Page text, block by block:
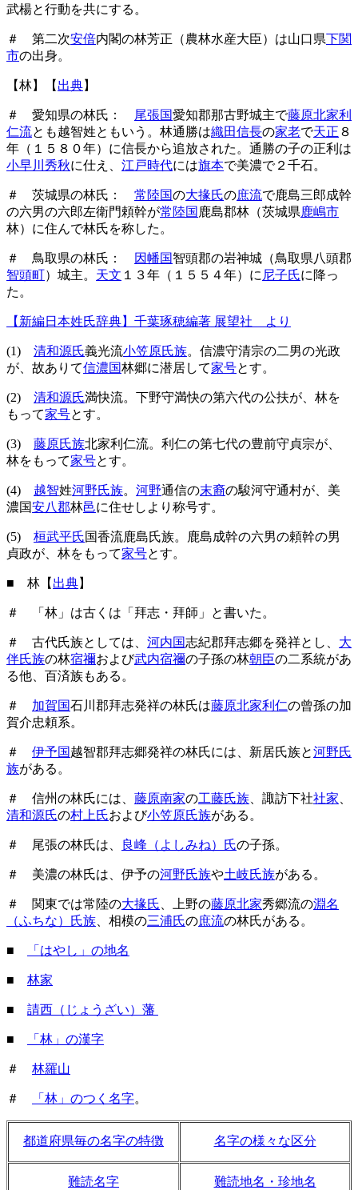
武楊と行動を共にする。
＃ 第二次安倍内閣の林芳正（農林水産大臣）は山口県下関
市の出身。
【林】【 出典】
＃ 愛知県の林氏： 尾張国愛知郡那古野城主で藤原北家利
仁流とも越智姓ともいう。林通勝は織田信長の家老で天正 ８
年（１５８０年）に信長から追放された。通勝の子の正利は
小早川秀秋に仕え、 江戸時代には旗本で美濃で２千石。
＃ 茨城県の林氏： 常陸国の大掾氏の庶流で鹿島三郎成幹
の六男の六郎左衛門頼幹が常陸国 鹿島郡林（茨城県鹿嶋市
林）に住んで林氏を称した。
＃ 鳥取県の林氏： 因幡国智頭郡の岩神城（鳥取県八頭郡
智頭町）城主。 天文 １３年（１５５４年）に 尼子氏に降っ
た。
【新編日本姓氏辞典】千葉琢穂編著 展望社 より
(1) 清和源氏義光流小笠原氏族。信濃守清宗の二男の光政
が、故ありて信濃国林郷に潜居して家号とす。
(2) 清和源氏満快流。下野守満快の第六代の公扶が、林を
もって家号とす。
(3) 藤原氏族北家利仁流。利仁の第七代の豊前守貞宗が、
林をもって家号とす。
(4) 越智姓河野氏族。 河野通信の末裔の駿河守通村が、美
濃国安八郡林邑に住せしより称号す。
(5) 桓武平氏国香流鹿島氏族。鹿島成幹の六男の頼幹の男
貞政が、林をもって家号とす。
■ 林【 出典】
＃ 「林」は古くは「拜志・拜師」と書いた。
＃ 古代氏族としては、 河内国志紀郡拜志郷を発祥とし、 大
伴氏族の林宿禰および武内宿禰の子孫の林朝臣の二系統があ
る他、百済族もある。
＃ 加賀国石川郡拜志発祥の林氏は藤原北家利仁の曾孫の加
賀介忠頼系。
＃ 伊予国越智郡拜志郷発祥の林氏には、新居氏族と河野氏
族がある。
＃ 信州の林氏には、 藤原南家の工藤氏族 、諏訪下社社家
清和源氏の村上氏および小笠原氏族がある。
＃ 尾張の林氏は、 良峰（よしみね）氏の子孫。
＃ 美濃の林氏は、伊予の河野氏族や土岐氏族がある。
＃ 関東では常陸の大掾氏 、上野の藤原北家秀郷流の淵名
（ふちな）氏族 、相模の三浦氏の庶流の林氏がある。
■ 「はやし」の地名
■ 林家
■ 請西（じょうざい）藩
■ 「林」の漢字
＃ 林羅山
＃ 「林」のつく名字。
都道府県毎の名字の特徴 名字の様々な区分
難読名字 難読地名・珍地名